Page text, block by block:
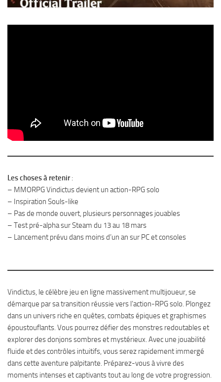
Les choses à retenir:
– MMORPG Vindictus devient un action-RPG solo
– Inspiration Souls-like
– Pas de monde ouvert, plusieurs personnages jouables
– Test pré-alpha sur Steam du 13 au 18 mars
– Lancement prévu dans moins d’un an sur PC et consoles
Vindictus, le célèbre jeu en ligne massivement multijoueur, se
démarque par sa transition réussie vers l’action-RPG solo. Plongez
dans un univers riche en quêtes, combats épiques et graphismes
époustouflants. Vous pourrez défier des monstres redoutables et
explorer des donjons sombres et mystérieux. Avec une jouabilité
fluide et des contrôles intuitifs, vous serez rapidement immergé
dans cette aventure palpitante. Préparez-vous à vivre des
moments intenses et captivants tout au long de votre progression.